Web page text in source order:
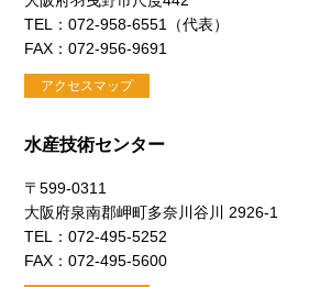
TEL：072-958-6551（代表）
FAX：072-956-9691
アクセスマップ
水産技術センター
〒599-0311
大阪府泉南郡岬町多奈川谷川 2926-1
TEL：072-495-5252
FAX：072-495-5600